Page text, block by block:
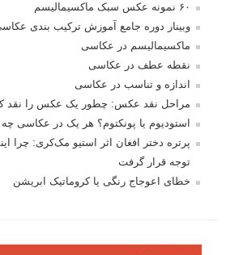
۶۰ نمونه عکس سبک ماکسیمالیسم
وبینار دوره جامع آموزش ترکیب بندی
ماکسیمالیسم در عکاسی
نقطه عطف در عکاسی
اندازه و تناسب در عکاسی
مراحل نقد عکس: چطور یک عکس را نقد
استودیوم یا پونکتوم؟ هر یک در عکاسی
پرتره دختر افغان اثر استیو مک‌کری: چرا
توجه قرار گرفت
خطای اعوجاج رنگی یا کروماتیک ابریشن